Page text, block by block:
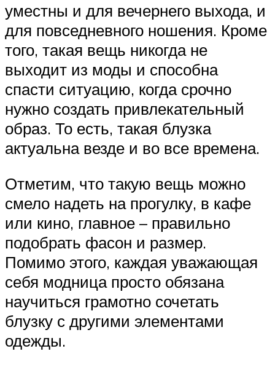
уместны и для вечернего выхода, и
для повседневного ношения. Кроме
того, такая вещь никогда не
выходит из моды и способна
спасти ситуацию, когда срочно
нужно создать привлекательный
образ. То есть, такая блузка
актуальна везде и во все времена.
Отметим, что такую вещь можно
смело надеть на прогулку, в кафе
или кино, главное – правильно
подобрать фасон и размер.
Помимо этого, каждая уважающая
себя модница просто обязана
научиться грамотно сочетать
блузку с другими элементами
одежды.